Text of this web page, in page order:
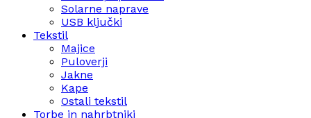
Solarne naprave
USB ključki
Tekstil
Majice
Puloverji
Jakne
Kape
Ostali tekstil
Torbe in nahrbtniki